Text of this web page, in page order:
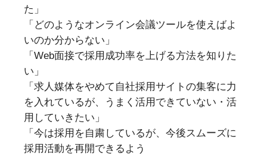
た」
「どのようなオンライン会議ツールを使えばよ
いのか分からない」
「Web面接で採用成功率を上げる方法を知りた
い」
「求人媒体をやめて自社採用サイトの集客に力
を入れているが、うまく活用できていない・活
用していきたい」
「今は採用を自粛しているが、今後スムーズに
採用活動を再開できるよう